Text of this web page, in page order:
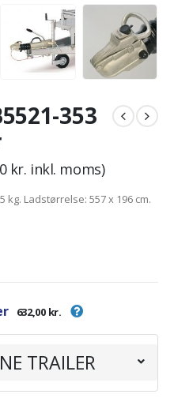
353
kr. inkl. moms)
kg. Ladstørrelse: 557 x 196 cm.
632,00 kr.
TRAILER